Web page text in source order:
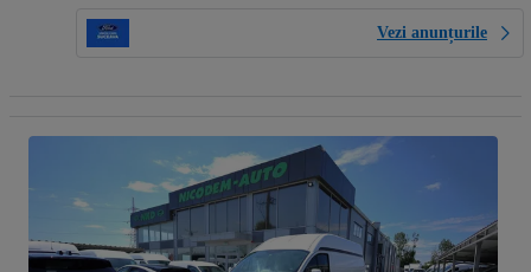
Vezi anunțurile